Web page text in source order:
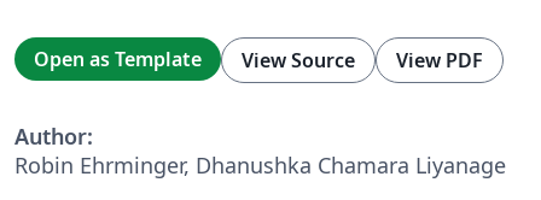
Open as Template View Source View PDF
Author:
Robin Ehrminger, Dhanushka Chamara Liyanage